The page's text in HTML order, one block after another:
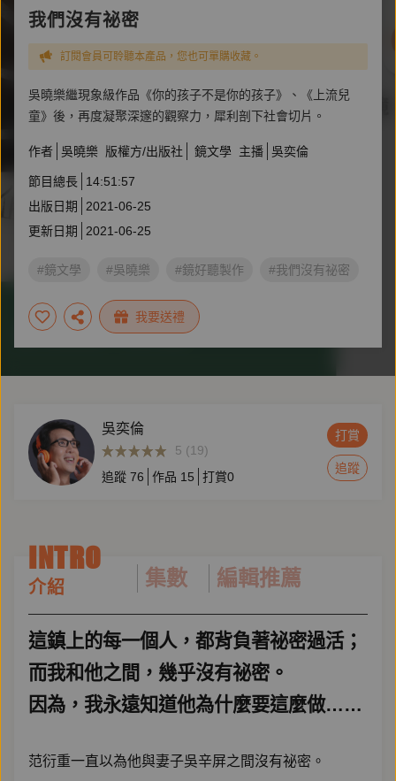
我們沒有祕密
訂閱會員可聆聽本產品，您也可單購收藏。
吳曉樂繼現象級作品《你的孩子不是你的孩子》、《上流兒
童》後，再度凝聚深邃的觀察力，犀利剖下社會切片。
作者 吳曉樂 版權方/出版社 鏡文學 主播 吳奕倫
節目總長
14:51:57
出版日期
2021-06-25
更新日期
2021-06-25
#鏡文學 #吳曉樂 #鏡好聽製作 #我們沒有祕密
我要送禮
吳奕倫
5 (19)
追蹤 76 作品 15 打賞0
打賞
追蹤
INTRO
介紹 集數 編輯推薦
這鎮上的每一個人，都背負著祕密過活；
而我和他之間，幾乎沒有祕密。
因為，我永遠知道他為什麼要這麼做……
范衍重一直以為他與妻子吳辛屏之間沒有祕密。